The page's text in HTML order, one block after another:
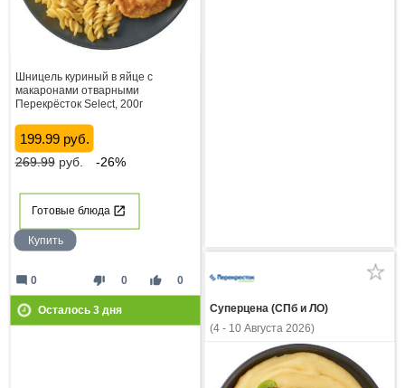
Шницель куриный в яйце с
макаронами отварными
Перекрёсток Select, 200г
199.99 руб.
269.99руб. -26%
Готовые блюда
Купить
thumb_down 0 thumb_up 0
mode_comment 0
Осталось 3дня
Суперцена (СПб и ЛО)
(4 - 10 Августа 2026)